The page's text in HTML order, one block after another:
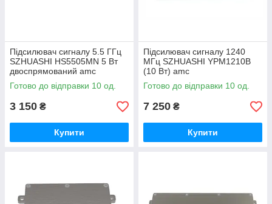
Підсилювач сигналу 5.5 ГГц
SZHUASHI HS5505MN 5 Вт
двоспрямований amc
Готово до відправки 10 од.
3 150 ₴
Купити
Підсилювач сигналу 1240
МГц SZHUASHI YPM1210B
(10 Вт) amc
Готово до відправки 10 од.
7 250 ₴
Купити